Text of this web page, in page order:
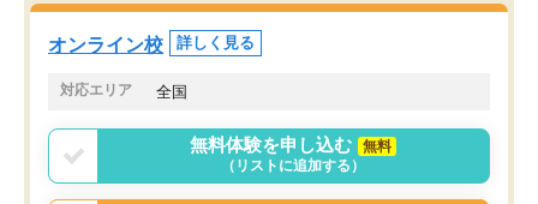
には特におすすめしたい塾です。
オンライン校 詳しく見る
対応エリア 全国
無料体験を申し込む
無料
（リストに追加する）